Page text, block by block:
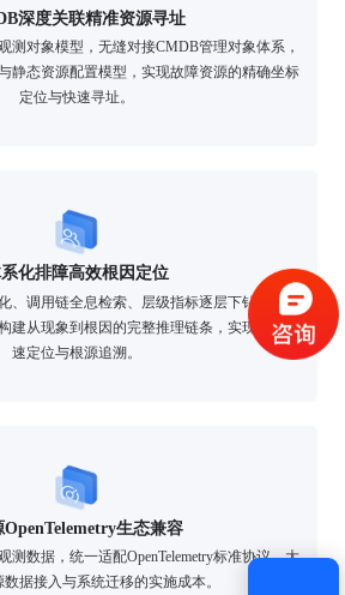
深度关联精准资源寻址
测对象模型，无缝对接CMDB管理对象体系，
静态资源配置模型，实现故障资源的精确坐标
定位与快速寻址。
化排障高效根因定位
、调用链全息检索、层级指标逐层下钻、明细
建从现象到根因的完整推理链条，实现故障快
速定位与根源追溯。
OpenTelemetry生态兼容
测数据，统一适配OpenTelemetry标准协议，大
据接入与系统迁移的实施成本。
获取验证码